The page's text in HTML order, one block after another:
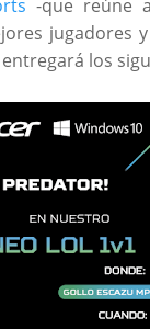
-que reúne
jugadores
los